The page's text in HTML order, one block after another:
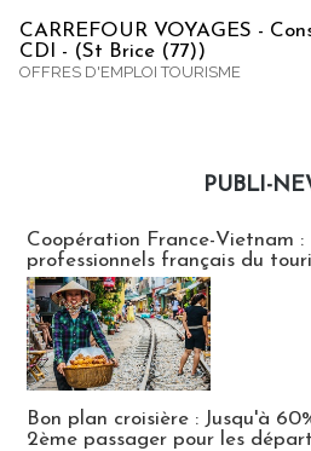
CARREFOUR VOYAGES -
CDI - (St Brice (77))
OFFRES D'EMPLOI TOURISME
PUBLI-
Coopération France-Vietnam
professionnels français du
Bon plan croisière : Jusqu'à
2ème passager pour les